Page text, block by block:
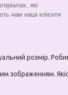
які
нам наші клієнти
розмір.
зображенням.